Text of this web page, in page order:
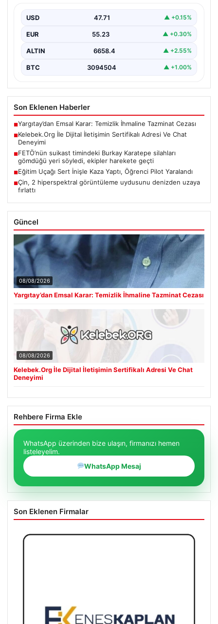
kurması kritik bir değer ifade etmektedir. Günümüzde…
USD 47.71 ▲ +0.15%
EUR 55.23 ▲ +0.30%
ALTIN 6658.4 ▲ +2.55%
BTC 3094504 ▲ +1.00%
Son Eklenen Haberler
■Yargıtay’dan Emsal Karar: Temizlik İhmaline Tazminat Cezası
■Kelebek.Org İle Dijital İletişimin Sertifikalı Adresi Ve Chat
Deneyimi
■FETÖ’nün suikast timindeki Burkay Karatepe silahları
gömdüğü yeri söyledi, ekipler harekete geçti
■Eğitim Uçağı Sert İnişle Kaza Yaptı, Öğrenci Pilot Yaralandı
■Çin, 2 hiperspektral görüntüleme uydusunu denizden uzaya
fırlattı
Güncel
08/08/2026
Yargıtay’dan Emsal Karar: Temizlik İhmaline Tazminat Cezası
08/08/2026
Kelebek.Org İle Dijital İletişimin Sertifikalı Adresi Ve Chat
Deneyimi
Rehbere Firma Ekle
WhatsApp üzerinden bize ulaşın, firmanızı hemen
listeleyelim.
WhatsApp Mesaj
Son Eklenen Firmalar